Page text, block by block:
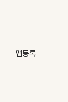
맵등록